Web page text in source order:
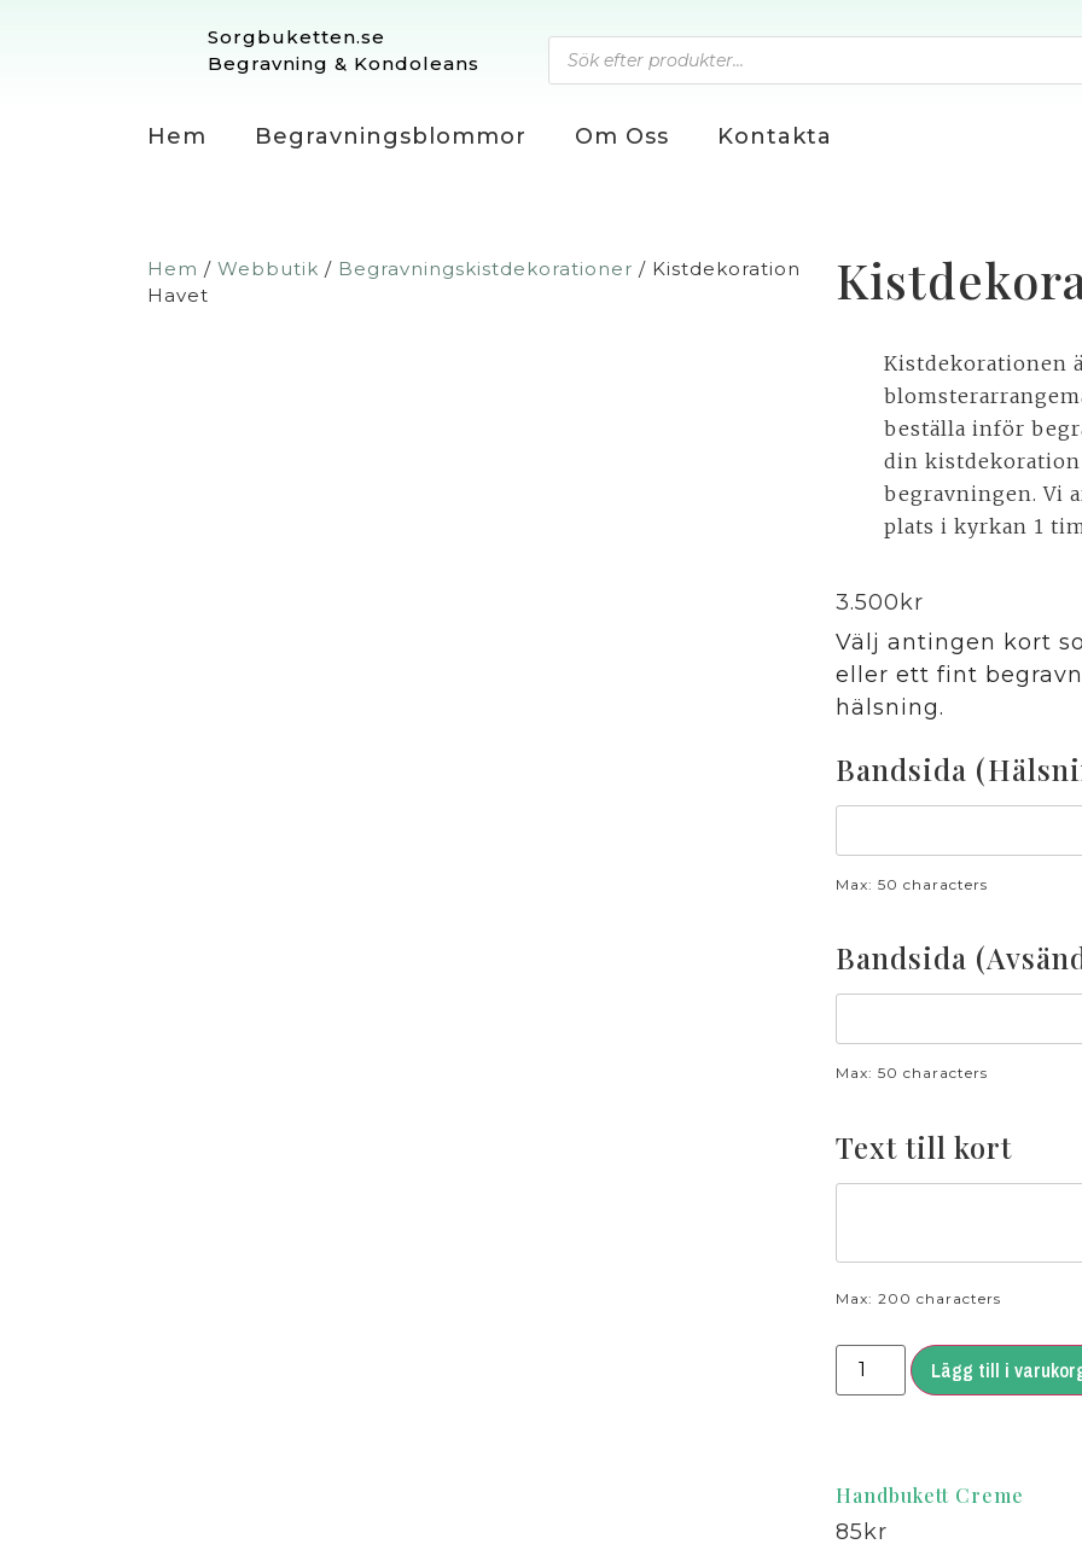
Sorgbuketten.se
Begravning & Kondoleans
Hem Begravningsblommor Om Oss Kontakta
Hem / Webbutik / Begravningskistdekorationer / Kistdekoration
Havet
Kistdekorationen
beställa inför
din
begravningen. Vi
plats i kyrkan 1
3.500 kr
Välj antingen kort
eller ett fint
hälsning.
Bandsida
Max: 50 characters
Bandsida
Max: 50 characters
Text till kort
Max: 200 characters
Lägg till i
Handbukett Creme
85 kr